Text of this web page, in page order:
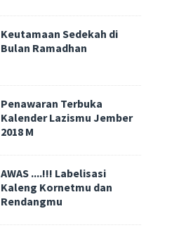
Keutamaan Sedekah di
Bulan Ramadhan
Penawaran Terbuka
Kalender Lazismu Jember
2018 M
AWAS ....!!! Labelisasi
Kaleng Kornetmu dan
Rendangmu